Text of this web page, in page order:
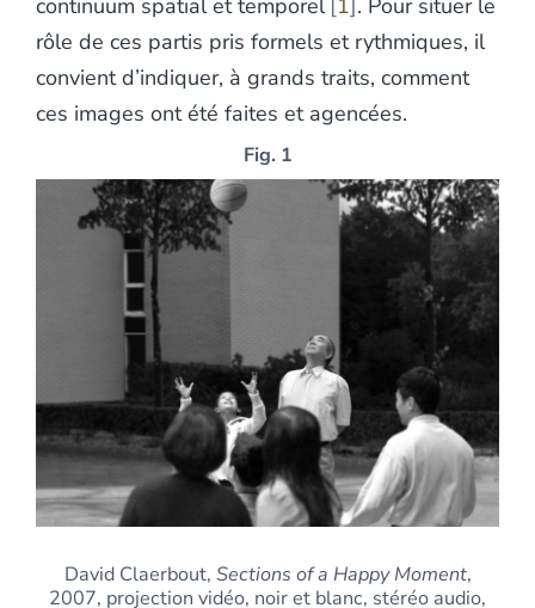
continuum spatial et temporel 1 . Pour situer le
rôle de ces partis pris formels et rythmiques, il
convient d’indiquer, à grands traits, comment
ces images ont été faites et agencées.
Fig. 1
David Claerbout, Sections of a Happy Moment,
2007, projection vidéo, noir et blanc, stéréo audio,